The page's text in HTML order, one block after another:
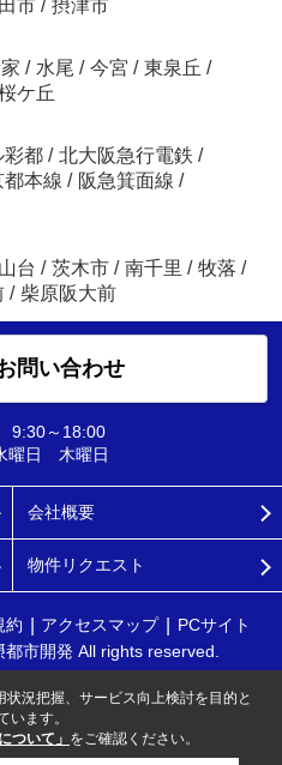
市 / 摂津市
/ 水尾 / 今宮 / 東泉丘 /
ケ丘
彩都 / 北大阪急行電鉄 /
都本線 / 阪急箕面線 /
台 / 茨木市 / 南千里 / 牧落 /
/ 柴原阪大前
問い合わせ
9:30～18:00
曜日 木曜日
会社概要
物件リクエスト
約 アクセスマップ
PCサイト
市開発 All rights reserved.
況把握、サービス向上検討を目的と
います。
ついて」 をご確認ください。